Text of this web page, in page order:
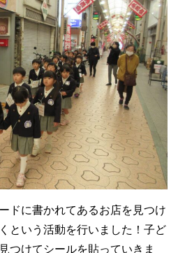
ドに書かれてあるお店を見つけ
という活動を行いました！子ど
つけてシールを貼っていきま